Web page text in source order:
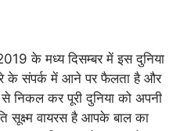
के मध्य दिसम्बर में इस दुनिया
के संपर्क में आने पर फैलता है और
निकल कर पूरी दुनिया को अपनी
सूक्ष्म वायरस है आपके बाल का